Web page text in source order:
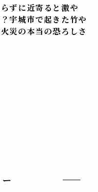
ずに近寄ると激や
宇城市で起きた竹や
災の本当の恐ろしさ